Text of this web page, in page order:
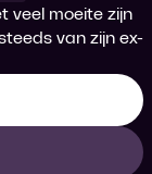
veel moeite zijn
van zijn ex-